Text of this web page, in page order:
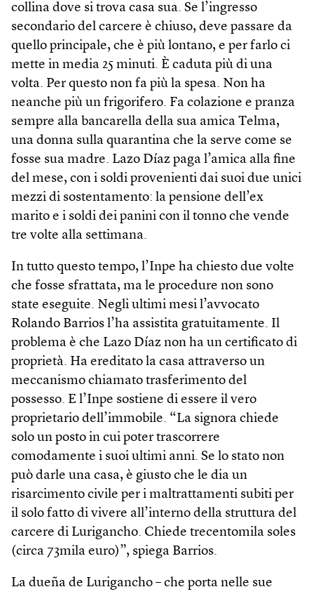
collina dove si trova casa sua. Se l’ingresso
secondario del carcere è chiuso, deve passare da
quello principale, che è più lontano, e per farlo ci
mette in media 25 minuti. È caduta più di una
volta. Per questo non fa più la spesa. Non ha
neanche più un frigorifero. Fa colazione e pranza
sempre alla bancarella della sua amica Telma,
una donna sulla quarantina che la serve come se
fosse sua madre. Lazo Díaz paga l’amica alla fine
del mese, con i soldi provenienti dai suoi due unici
mezzi di sostentamento: la pensione dell’ex
marito e i soldi dei panini con il tonno che vende
tre volte alla settimana.
In tutto questo tempo, l’Inpe ha chiesto due volte
che fosse sfrattata, ma le procedure non sono
state eseguite. Negli ultimi mesi l’avvocato
Rolando Barrios l’ha assistita gratuitamente. Il
problema è che Lazo Díaz non ha un certificato di
proprietà. Ha ereditato la casa attraverso un
meccanismo chiamato trasferimento del
possesso. E l’Inpe sostiene di essere il vero
proprietario dell’immobile. “La signora chiede
solo un posto in cui poter trascorrere
comodamente i suoi ultimi anni. Se lo stato non
può darle una casa, è giusto che le dia un
risarcimento civile per i maltrattamenti subiti per
il solo fatto di vivere all’interno della struttura del
carcere di Lurigancho. Chiede trecentomila soles
(circa 73mila euro)”, spiega Barrios.
La dueña de Lurigancho – che porta nelle sue